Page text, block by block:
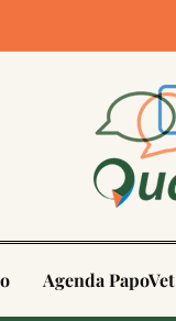
Agenda PapoVet